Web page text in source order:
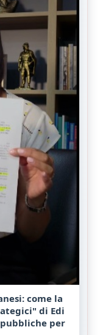
come la
di Edi
per